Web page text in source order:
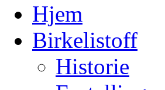
Hjem
Birkelistoff
Historie